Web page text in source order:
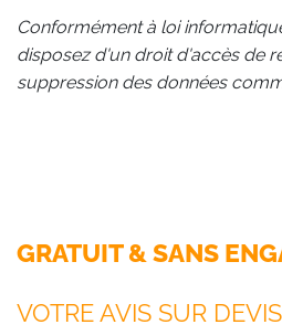
Conformément à loi
disposez d'un droit d'accès de
suppression des données
GRATUIT & SANS
VOTRE AVIS SUR